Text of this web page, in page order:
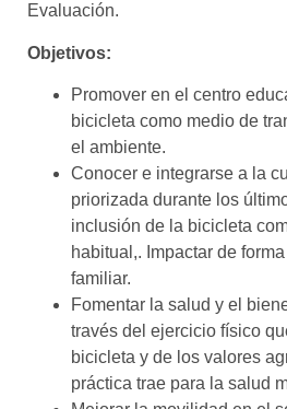
Evaluación.
Objetivos:
Promover en el centro
bicicleta como medio de
el ambiente.
Conocer e integrarse a la
priorizada durante los
inclusión de la bicicleta
habitual,. Impactar de
familiar.
Fomentar la salud y el
través del ejercicio físico
bicicleta y de los valores
práctica trae para la salud